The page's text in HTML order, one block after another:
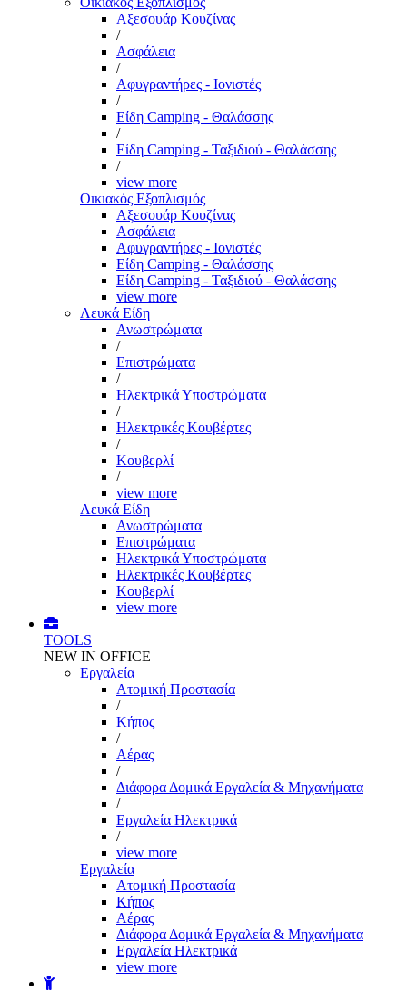
Αξεσουάρ Κουζίνας
/
Ασφάλεια
/
Αφυγραντήρες - Ιονιστές
/
Είδη Camping - Θαλάσσης
/
Είδη Camping - Ταξιδιού - Θαλάσσης
/
view more
Οικιακός Εξοπλισμός
Αξεσουάρ Κουζίνας
Ασφάλεια
Αφυγραντήρες - Ιονιστές
Είδη Camping - Θαλάσσης
Είδη Camping - Ταξιδιού - Θαλάσσης
view more
Λευκά Είδη
Ανωστρώματα
/
Επιστρώματα
/
Ηλεκτρικά Υποστρώματα
/
Ηλεκτρικές Κουβέρτες
/
Κουβερλί
/
view more
Λευκά Είδη
Ανωστρώματα
Επιστρώματα
Ηλεκτρικά Υποστρώματα
Ηλεκτρικές Κουβέρτες
Κουβερλί
view more
TOOLS
NEW IN OFFICE
Εργαλεία
Aτομική Προστασία
/
Kήπος
/
Αέρας
/
Διάφορα Δομικά Εργαλεία & Μηχανήματα
/
Εργαλεία Ηλεκτρικά
/
view more
Εργαλεία
Aτομική Προστασία
Kήπος
Αέρας
Διάφορα Δομικά Εργαλεία & Μηχανήματα
Εργαλεία Ηλεκτρικά
view more